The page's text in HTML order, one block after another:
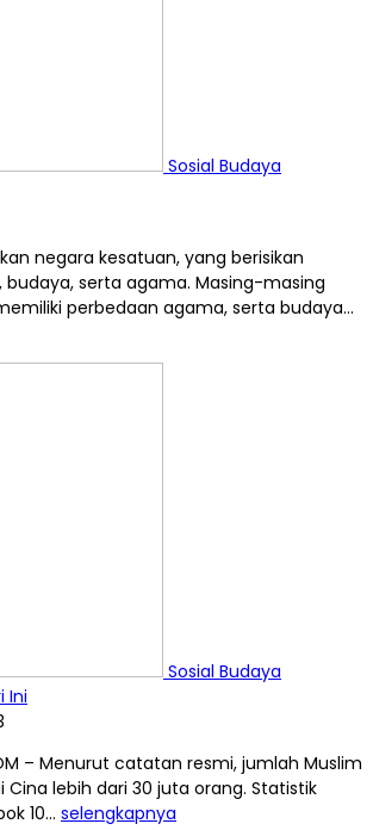
Sosial Budaya
negara kesatuan, yang berisikan
budaya, serta agama. Masing-masing
perbedaan agama, serta budaya...
Sosial Budaya
Ini
– Menurut catatan resmi, jumlah Muslim
lebih dari 30 juta orang. Statistik
10... selengkapnya